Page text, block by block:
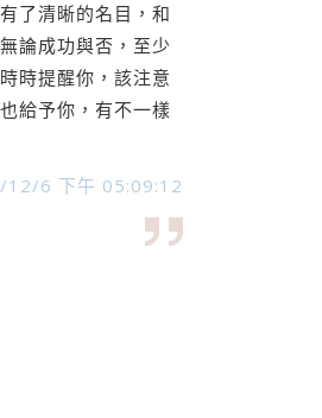
了清晰的名目，和
論成功與否，至少
時提醒你，該注意
給予你，有不一樣
12/6 下午 05:09:12